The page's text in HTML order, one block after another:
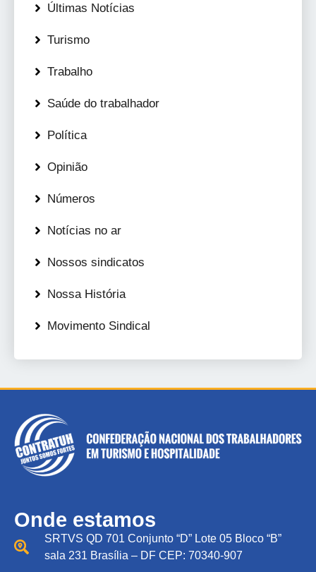
Últimas Notícias
Turismo
Trabalho
Saúde do trabalhador
Política
Opinião
Números
Notícias no ar
Nossos sindicatos
Nossa História
Movimento Sindical
Onde estamos
SRTVS QD 701 Conjunto “D” Lote 05 Bloco “B”
sala 231 Brasília – DF CEP: 70340-907